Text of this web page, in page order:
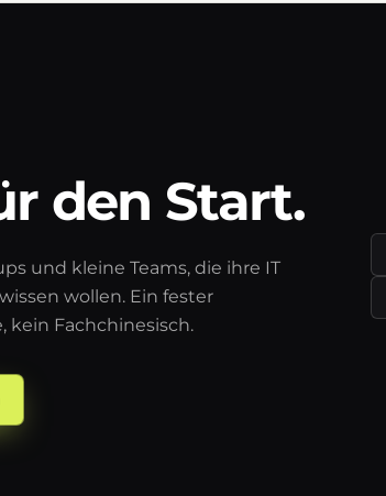
den Start.
und kleine Teams, die ihre IT
wollen. Ein fester
kein Fachchinesisch.